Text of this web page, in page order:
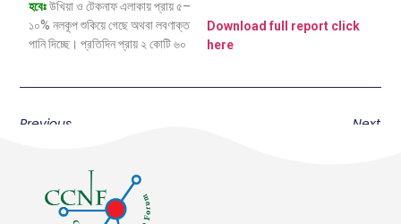
হবেঃউখিয়া ও টেকনাফ এলাকায় প্রায় ৫–
১০% নলকূপ শুকিয়ে গেছে অথবা লবণাক্ত
পানি দিচ্ছে। প্রতিদিন প্রায় ২ কোটি ৬০
Download full report click
here
Previous Next